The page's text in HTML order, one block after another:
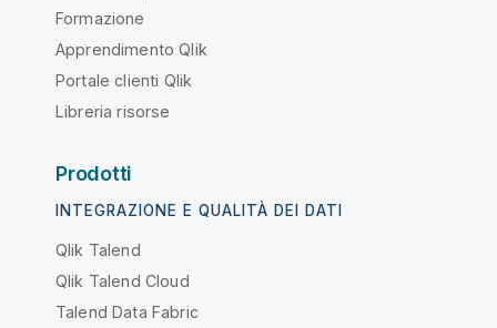
Formazione
Apprendimento Qlik
Portale clienti Qlik
Libreria risorse
Prodotti
INTEGRAZIONE E QUALITÀ DEI DATI
Qlik Talend
Qlik Talend Cloud
Talend Data Fabric